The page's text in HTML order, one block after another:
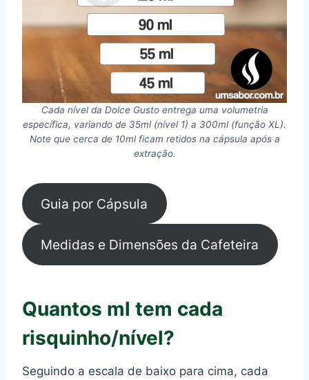
Cada nível da Dolce Gusto entrega uma volumetria
específica, variando de 35ml (nível 1) a 300ml (função XL).
Note que cerca de 10ml ficam retidos na cápsula após a
extração.
Guia por Cápsula
Medidas e Dimensões da Cafeteira
Quantos ml tem cada
risquinho/nível?
Seguindo a escala de baixo para cima, cada